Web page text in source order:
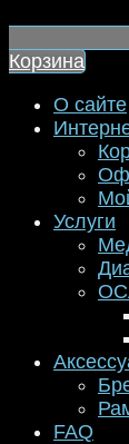
Корзина
О сайте
Услуги
FAQ